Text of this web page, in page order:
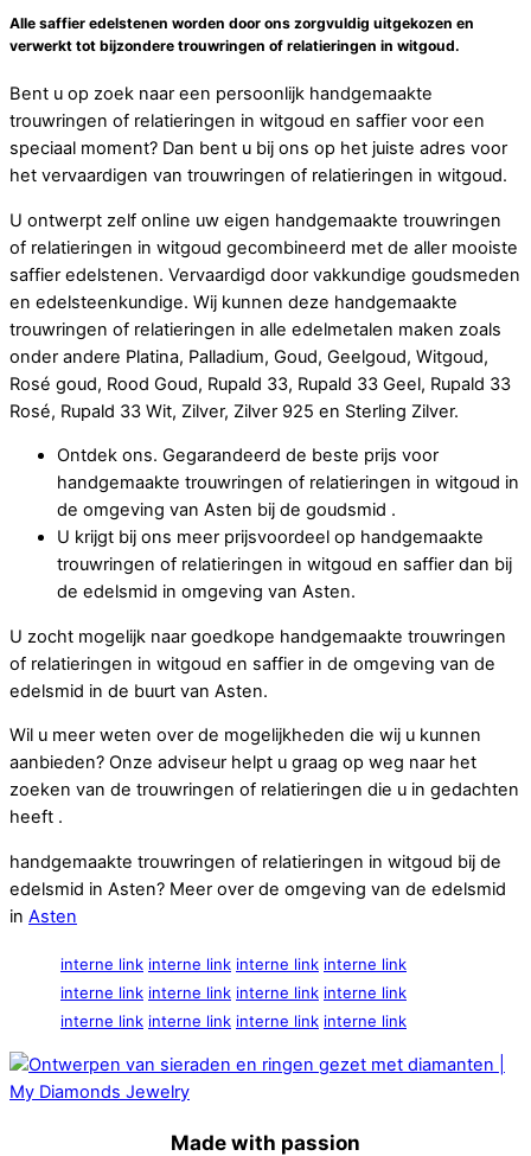
Alle saffier edelstenen worden door ons zorgvuldig uitgekozen en
verwerkt tot bijzondere trouwringen of relatieringen in witgoud.
Bent u op zoek naar een persoonlijk handgemaakte
trouwringen of relatieringen in witgoud en saffier voor een
speciaal moment? Dan bent u bij ons op het juiste adres voor
het vervaardigen van trouwringen of relatieringen in witgoud.
U ontwerpt zelf online uw eigen handgemaakte trouwringen
of relatieringen in witgoud gecombineerd met de aller mooiste
saffier edelstenen. Vervaardigd door vakkundige goudsmeden
en edelsteenkundige. Wij kunnen deze handgemaakte
trouwringen of relatieringen in alle edelmetalen maken zoals
onder andere Platina, Palladium, Goud, Geelgoud, Witgoud,
Rosé goud, Rood Goud, Rupald 33, Rupald 33 Geel, Rupald 33
Rosé, Rupald 33 Wit, Zilver, Zilver 925 en Sterling Zilver.
Ontdek ons. Gegarandeerd de beste prijs voor
handgemaakte trouwringen of relatieringen in witgoud in
de omgeving van Asten bij de goudsmid .
U krijgt bij ons meer prijsvoordeel op handgemaakte
trouwringen of relatieringen in witgoud en saffier dan bij
de edelsmid in omgeving van Asten.
U zocht mogelijk naar goedkope handgemaakte trouwringen
of relatieringen in witgoud en saffier in de omgeving van de
edelsmid in de buurt van Asten.
Wil u meer weten over de mogelijkheden die wij u kunnen
aanbieden? Onze adviseur helpt u graag op weg naar het
zoeken van de trouwringen of relatieringen die u in gedachten
heeft .
handgemaakte trouwringen of relatieringen in witgoud bij de
edelsmid in Asten? Meer over de omgeving van de edelsmid
in Asten
interne link interne link interne link interne link
interne link interne link interne link interne link
interne link interne link interne link interne link
Made with passion